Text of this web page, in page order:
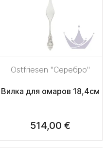
Ostfriesen "Серебро"
Вилка для омаров 18,4см
514,00 €